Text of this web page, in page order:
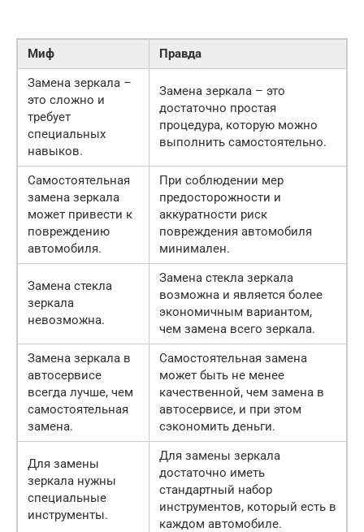
Миф
Правда
Замена зеркала –
это сложно и
требует
специальных
навыков.
Замена зеркала – это
достаточно простая
процедура, которую можно
выполнить самостоятельно.
Самостоятельная
замена зеркала
может привести к
повреждению
автомобиля.
При соблюдении мер
предосторожности и
аккуратности риск
повреждения автомобиля
минимален.
Замена стекла
зеркала
невозможна.
Замена стекла зеркала
возможна и является более
экономичным вариантом,
чем замена всего зеркала.
Замена зеркала в
автосервисе
всегда лучше, чем
самостоятельная
замена.
Самостоятельная замена
может быть не менее
качественной, чем замена в
автосервисе, и при этом
сэкономить деньги.
Для замены
зеркала нужны
специальные
инструменты.
Для замены зеркала
достаточно иметь
стандартный набор
инструментов, который есть в
каждом автомобиле.